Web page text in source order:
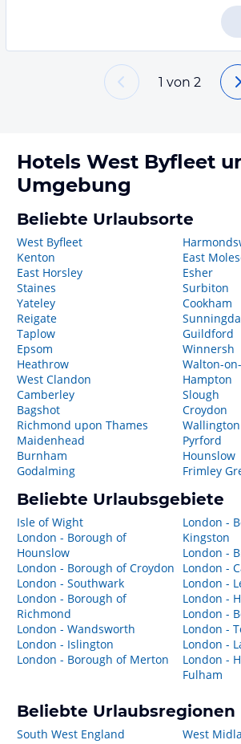
1 von 2
Hotels West Byfleet
Umgebung
Beliebte Urlaubsorte
West Byfleet
Kenton
East Horsley
Staines
Yateley
Reigate
Taplow
Epsom
Heathrow
West Clandon
Camberley
Bagshot
Richmond upon Thames
Maidenhead
Burnham
Godalming
East
Esher
Surbiton
Cookham
Guildford
Winnersh
Walton-
Hampton
Slough
Croydon
Wallington
Pyrford
Hounslow
Frimley
Beliebte Urlaubsgebiete
Isle of Wight
London - Borough of
Hounslow
London - Borough of Croydon
London - Southwark
London - Borough of
Richmond
London - Wandsworth
London - Islington
London - Borough of Merton
London -
Kingston
London -
London -
London -
London -
London -
London -
London -
London -
Fulham
Beliebte Urlaubsregionen
South West England
West